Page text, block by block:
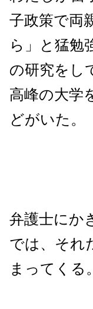
子政策で両
ら」と猛勉
の研究をし
高峰の大学
どがいた。
弁護士にか
では、それ
まってくる。